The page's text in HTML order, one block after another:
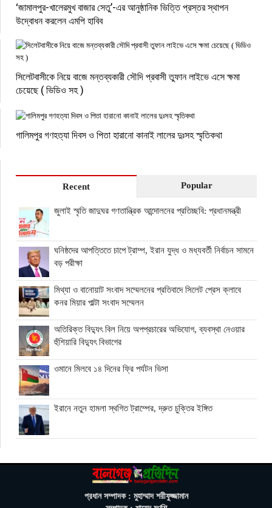
‘জামালপুর-খালেরমুখ বাজার সেতু’-এর আনুষ্ঠানিক ভিত্তি প্রস্তর স্থাপন
উদ্বোধন করলেন এমপি হাবিব
সিলেটবাসীকে নিয়ে বাজে মন্তব্যকারী সৌদি প্রবাসী তুফান লাইভে এসে ক্ষমা
চেয়েছে ( ভিডিও সহ )
গালিমপুর গণহত্যা দিবস ও পিতা হারানো কানাই লালের দুঃসহ স্মৃতিকথা
Recent Popular
জুলাই স্মৃতি জাদুঘর গণতান্ত্রিক আন্দোলনের প্রতিচ্ছবি: প্রধানমন্ত্রী
ঘনিষ্ঠদের আপত্তিতে চাপে ট্রাম্প, ইরান যুদ্ধ ও মধ্যবর্তী নির্বাচন সামনে
বড় পরীক্ষা
মিথ্যা ও বানোয়াট সংবাদ সম্মেলনের প্রতিবাদে সিলেট প্রেস ক্লাবে
কনর মিয়ার পাল্টা সংবাদ সম্মেলন
অতিরিক্ত বিদ্যুৎ বিল নিয়ে অপপ্রচারের অভিযোগ, ব্যবস্থা নেওয়ার
হুঁশিয়ারি বিদ্যুৎ বিভাগের
ওমানে মিলবে ১৪ দিনের ফ্রি পর্যটন ভিসা
ইরানে নতুন হামলা স্থগিত ট্রাম্পের, দ্রুত চুক্তির ইঙ্গিত
এনআইডি সংশোধন সহজ করতে চার সদস্যের কমিটি গঠন ইসির
প্রধান সম্পাদক : মুহাম্মাদ শরীফুজ্জামান